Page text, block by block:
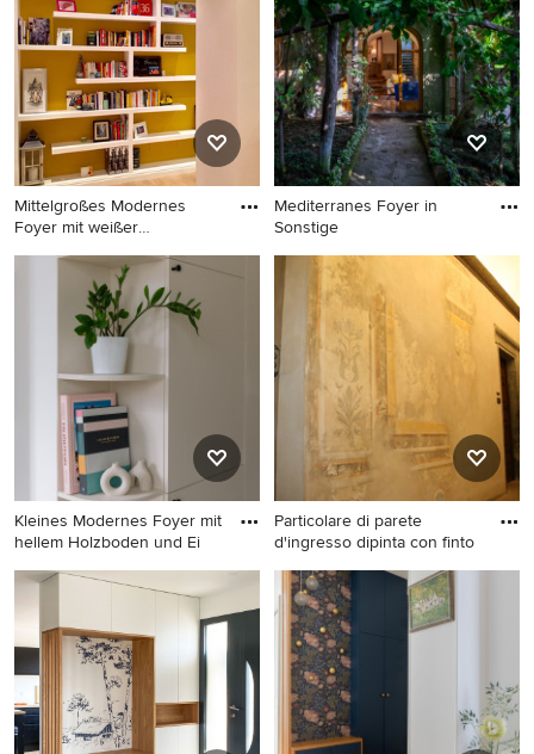
in Sonstige
brauner Haustür und
braunem Boden in Venedig
Mittelgroßes Modernes
Foyer mit weißer
Mittelgroßes Modernes
Foyer mit weißer Wandfarbe,
Porzellan-Bodenfliesen,
Doppeltür, weißer Haustür
und beigem Boden in Rom
Mediterranes Foyer in
Sonstige
Mediterranes Foyer in
Sonstige
Kleines Modernes Foyer mit
hellem Holzboden und Ei
Kleines Modernes Foyer mit
hellem Holzboden und
Einzeltür in Paris
Particolare di parete
d'ingresso dipinta con finto
Großes Klassisches Foyer mit
weißer Wandfarbe,
Backsteinboden, Doppeltür
und Haustür aus Glas in Rom